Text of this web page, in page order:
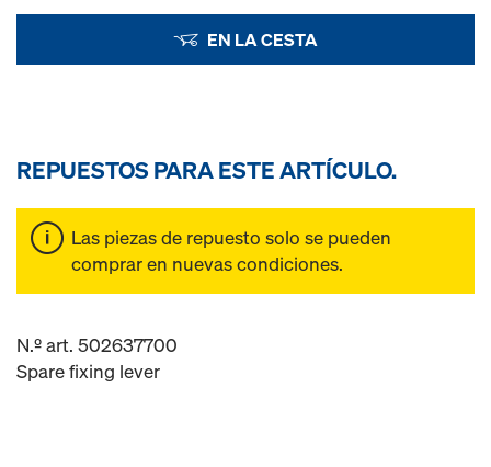
EN LA CESTA
REPUESTOS PARA ESTE ARTÍCULO.
Las piezas de repuesto solo se pueden
comprar en nuevas condiciones.
N.º art. 502637700
Spare fixing lever